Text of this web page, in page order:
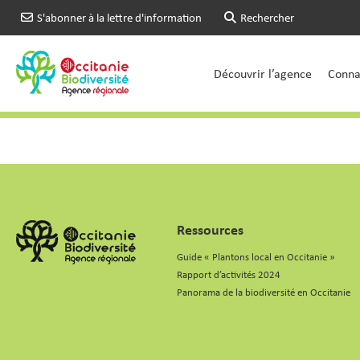
S'abonner à la lettre d'information Rechercher
Découvrir l’agence
Ressources
Guide « Plantons local en Occitanie »
Rapport d’activités 2024
Panorama de la biodiversité en Occitanie